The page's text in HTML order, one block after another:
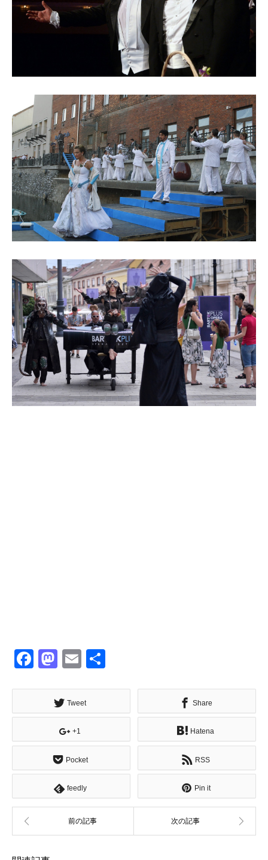
Facebook
Mastodon
Email
Tweet Share
+1 Hatena
Pocket RSS
feedly Pin it